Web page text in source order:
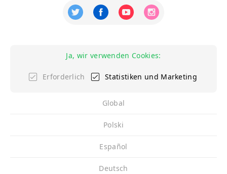
Ja, wir verwenden Cookies:
Erforderlich Statistiken und Marketing
Global
Polski
Español
Deutsch